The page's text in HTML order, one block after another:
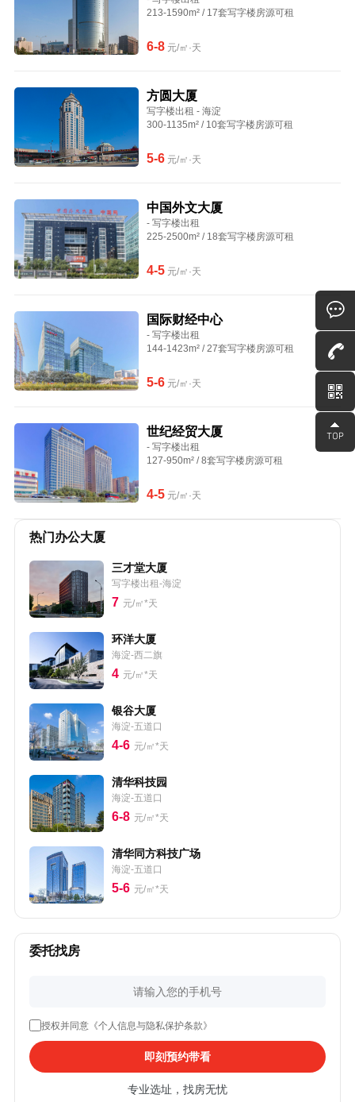
213-1590m² / 17套写字楼房源可租
6-8元/㎡·天
方圆大厦
写字楼出租 - 海淀
300-1135m² / 10套写字楼房源可租
5-6元/㎡·天
中国外文大厦
- 写字楼出租
225-2500m² / 18套写字楼房源可租
4-5元/㎡·天
国际财经中心
- 写字楼出租
144-1423m² / 27套写字楼房源可租
5-6元/㎡·天
世纪经贸大厦
- 写字楼出租
127-950m² / 8套写字楼房源可租
4-5元/㎡·天
热门办公大厦
三才堂大厦
写字楼出租-海淀
7 元/㎡*天
环洋大厦
海淀-西二旗
4 元/㎡*天
银谷大厦
海淀-五道口
4-6 元/㎡*天
清华科技园
海淀-五道口
6-8 元/㎡*天
清华同方科技广场
海淀-五道口
5-6 元/㎡*天
委托找房
授权并同意《个人信息与隐私保护条款》
即刻预约带看
专业选址，找房无忧